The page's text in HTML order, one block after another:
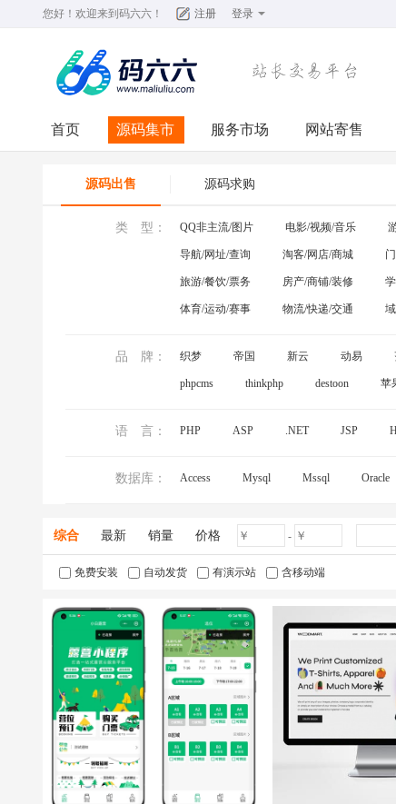
您好！欢迎来到 码六六 ！ 注册 登录
首页 源码集市 服务市场 网站寄售
源码出售 源码求购
类 型： QQ非主流/图片 电影/视频/音乐
导航/网址/查询 淘客/网店/商城
旅游/餐饮/票务 房产/商铺/装修
体育/运动/赛事 物流/快递/交通
品 牌： 织梦 帝国 新云 动易
phpcms thinkphp destoon 苹
语 言： PHP ASP .NET JSP
数据库： Access Mysql Mssql Oracle
综合 最新 销量 价格 -
免费安装 自动发货 有演示站 含移动端